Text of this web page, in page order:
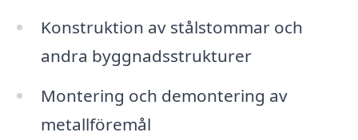
Konstruktion av stålstommar och
andra byggnadsstrukturer
Montering och demontering av
metallföremål